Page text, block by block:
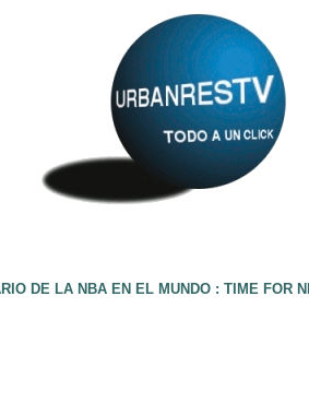
DE LA NBA EN EL MUNDO : TIME FOR